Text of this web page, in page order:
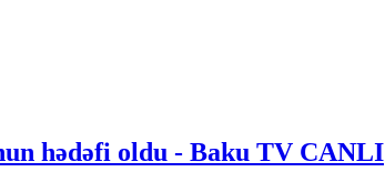
hədəfi oldu - Baku TV CANLI